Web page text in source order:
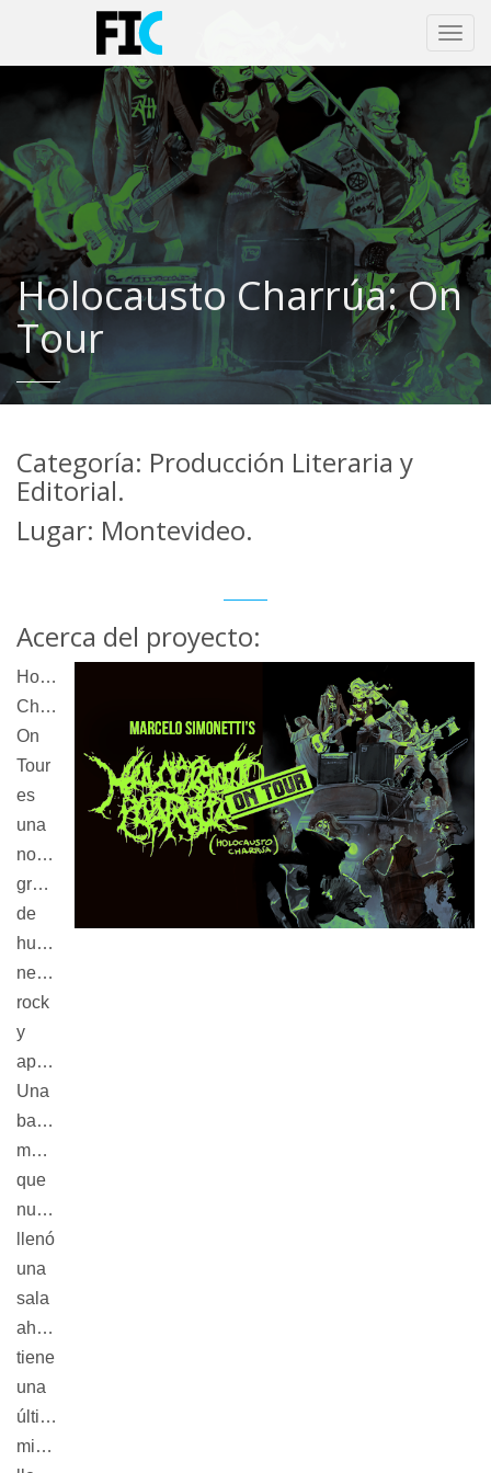
Holocausto Charrúa: On
Tour
Categoría: Producción Literaria y
Editorial.
Lugar: Montevideo.
Acerca del proyecto:
Holocausto
Charrúa:
On
Tour
es
una
novela
gráfica
de
humor
negro,
rock
y
apocalipsis.
Una
banda
metalera
que
nunca
llenó
una
sala
ahora
tiene
una
última
misión: